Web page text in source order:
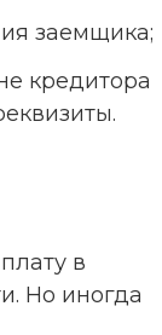
заемщика;
кредитора
в
Но иногда